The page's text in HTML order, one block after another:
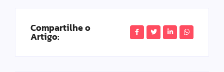
Compartilhe o
Artigo: